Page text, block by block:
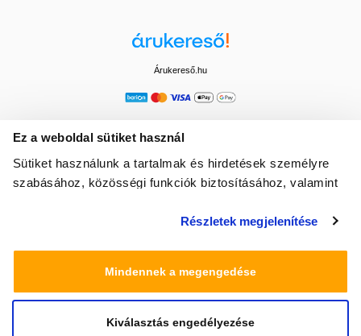
Ez a weboldal sütiket használ
Sütiket használunk a tartalmak és hirdetések személyre
szabásához, közösségi funkciók biztosításához, valamint
média-, hirdető- és elemező partnereinkkel megosztjuk az
amelyeket Ön adott meg számukra vagy az Ön által
használt más szolgáltatásokból gyűjtöttek.
Részletek megjelenítése
Mindennek a megengedése
Kiválasztás engedélyezése
Árukereső.hu